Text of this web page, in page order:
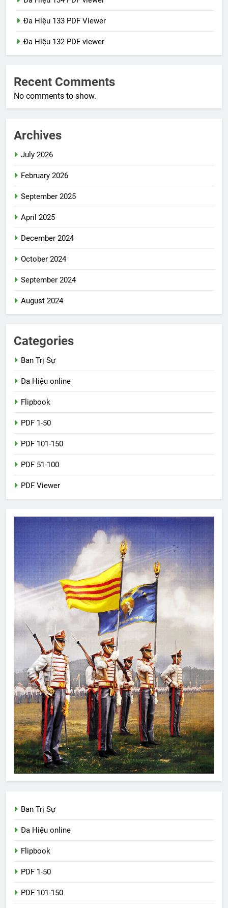
Đa Hiệu 133 PDF Viewer
Đa Hiệu 132 PDF viewer
Recent Comments
No comments to show.
Archives
July 2026
February 2026
September 2025
April 2025
December 2024
October 2024
September 2024
August 2024
Categories
Ban Trị Sự
Đa Hiệu online
Flipbook
PDF 1-50
PDF 101-150
PDF 51-100
PDF Viewer
Ban Trị Sự
Đa Hiệu online
Flipbook
PDF 1-50
PDF 101-150